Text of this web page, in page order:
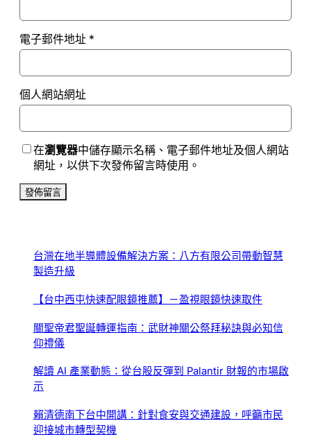
電子郵件地址 *
個人網站網址
在瀏覽器中儲存顯示名稱、電子郵件地址及個人網站
網址，以供下次發佈留言時使用。
台灣在地半導體設備解決方案：八方有限公司帶動智慧
製造升級
【台中西屯快速配眼鏡推薦】－盈視眼鏡快速取件
關聖帝君聖誕轉運指南：武財神關公祭拜秘訣與必知信
仰禮儀
解讀 AI 產業動態：從台股反彈到 Palantir 財報的市場啟
示
賴清德南下台中開講：針對食安與交通建設，呼籲市民
迎接城市轉型契機